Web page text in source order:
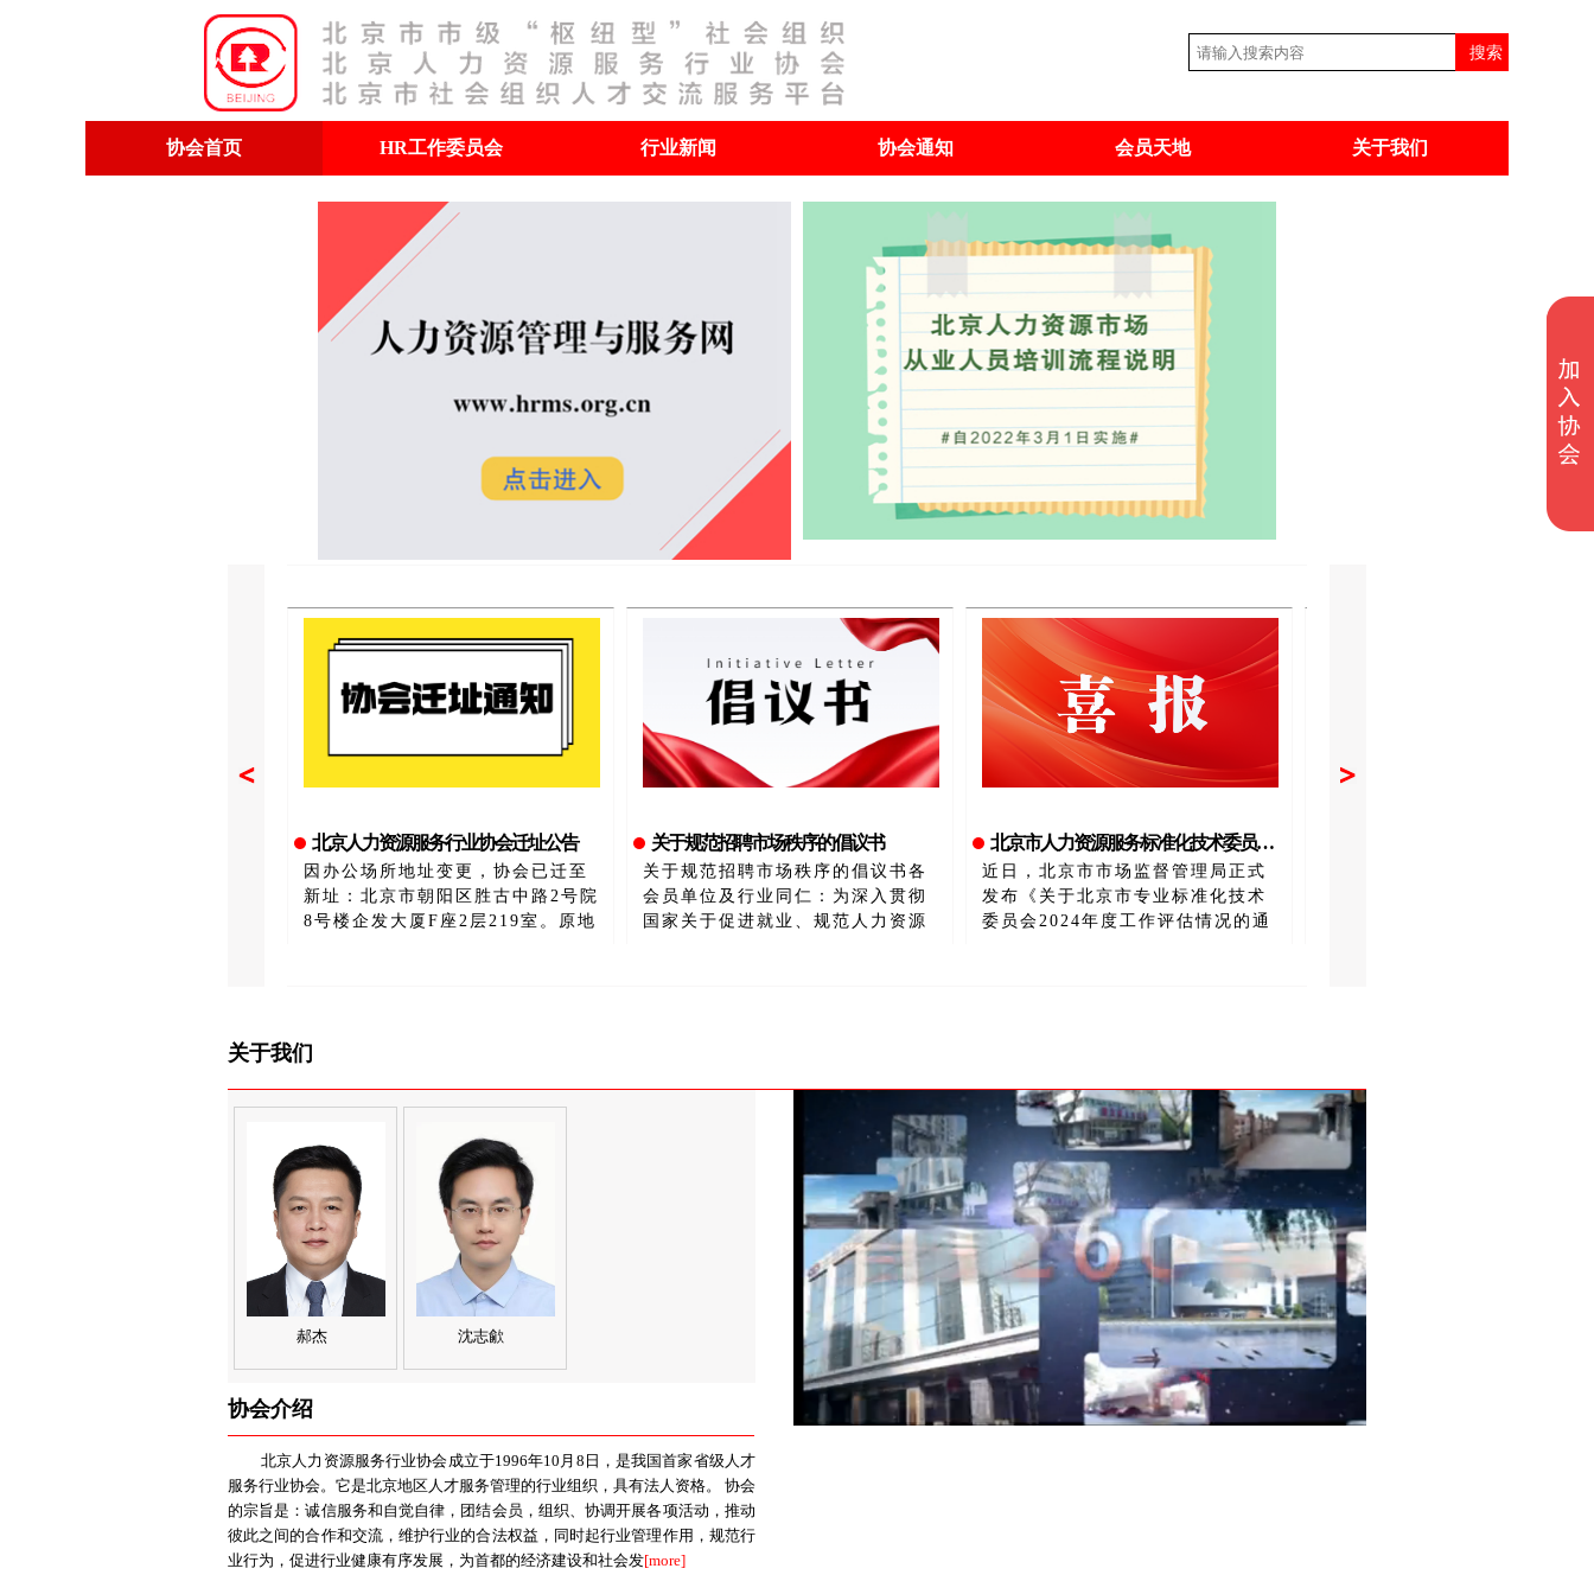
协会首页 HR工作委员会 行业新闻 协会通知 会员天地 关于我们
北京人力资源服务行业协会迁址公告
因办公场所地址变更，协会已迁至
新址：北京市朝阳区胜古中路2号院
8号楼企发大厦F座2层219室。原地
关于规范招聘市场秩序的倡议书
关于规范招聘市场秩序的倡议书各
会员单位及行业同仁：为深入贯彻
国家关于促进就业、规范人力资源
北京市人力资源服务标准化技术委员会获得 2024年度北京市专业标委会工作“优秀”评估结果
近日，北京市市场监督管理局正式
发布《关于北京市专业标准化技术
委员会2024年度工作评估情况的通
关于我们
郝杰 沈志歈
协会介绍
北京人力资源服务行业协会成立于1996年10月8日，是我国首家省级人才
服务行业协会。它是北京地区人才服务管理的行业组织，具有法人资格。 协会
的宗旨是：诚信服务和自觉自律，团结会员，组织、协调开展各项活动，推动
彼此之间的合作和交流，维护行业的合法权益，同时起行业管理作用，规范行
业行为，促进行业健康有序发展，为首都的经济建设和社会发[more]